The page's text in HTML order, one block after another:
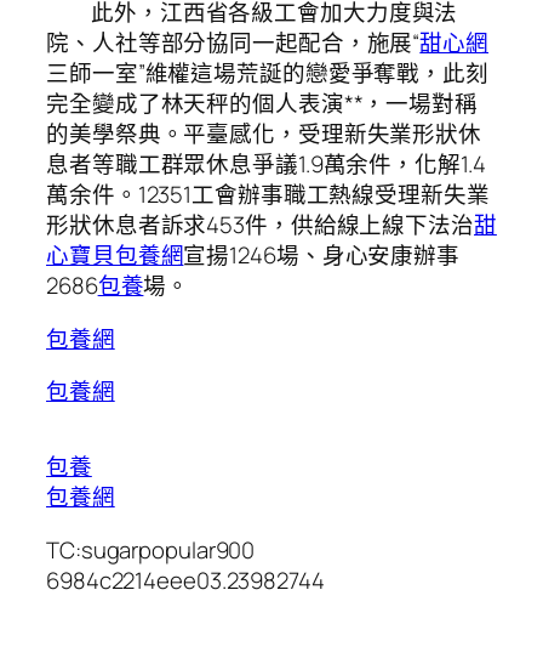
此外，江西省各級工會加大力度與法
院、人社等部分協同一起配合，施展“甜心網
三師一室”維權這場荒誕的戀愛爭奪戰，此刻
完全變成了林天秤的個人表演**，一場對稱
的美學祭典。平臺感化，受理新失業形狀休
息者等職工群眾休息爭議1.9萬余件，化解1.4
萬余件。12351工會辦事職工熱線受理新失業
形狀休息者訴求453件，供給線上線下法治甜
心寶貝包養網宣揚1246場、身心安康辦事
2686包養場。
包養網
包養網
包養
包養網
TC:sugarpopular900
6984c2214eee03.23982744